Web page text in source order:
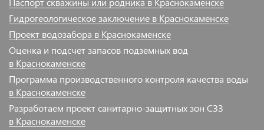
Гидрогеологическое заключение в Краснокаменске
Проект водозабора в Краснокаменске
Оценка и подсчет запасов подземных вод
в Краснокаменске
Программа производственного контроля качества воды
в Краснокаменске
Разработаем проект санитарно-защитных зон СЗЗ
в Краснокаменске